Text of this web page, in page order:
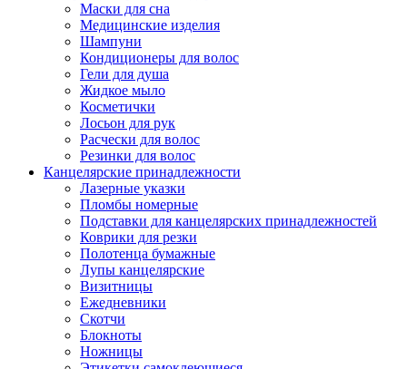
Маски для сна
Медицинские изделия
Шампуни
Кондиционеры для волос
Гели для душа
Жидкое мыло
Косметички
Лосьон для рук
Расчески для волос
Резинки для волос
Канцелярские принадлежности
Лазерные указки
Пломбы номерные
Подставки для канцелярских принадлежностей
Коврики для резки
Полотенца бумажные
Лупы канцелярские
Визитницы
Ежедневники
Скотчи
Блокноты
Ножницы